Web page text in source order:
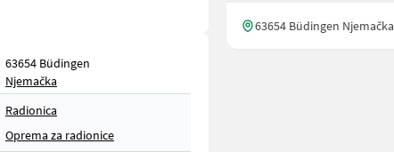
63654 Büdingen
Njemačka
Radionica
Oprema za radionice
63654 Büdingen Njemačka